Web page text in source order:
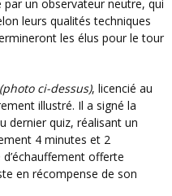
un observateur neutre, qui
leurs qualités techniques
les élus pour le tour
(photo ci-dessus), licencié au
illustré. Il a signé la
dernier quiz, réalisant un
4 minutes et 2
offerte
en récompense de son